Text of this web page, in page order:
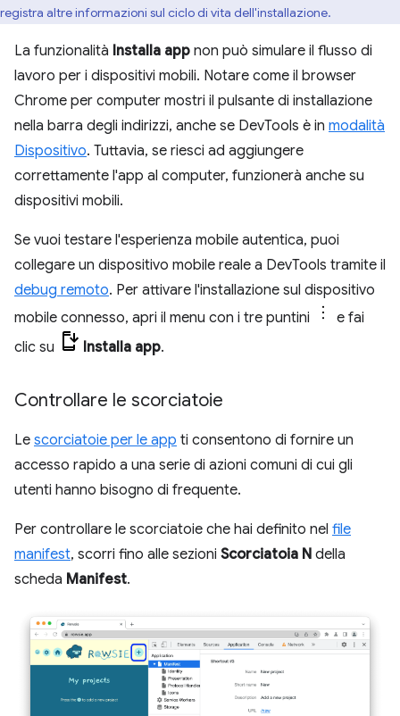
registra altre informazioni sul ciclo di vita dell'installazione.
La funzionalità Installa app non può simulare il flusso di
lavoro per i dispositivi mobili. Notare come il browser
Chrome per computer mostri il pulsante di installazione
nella barra degli indirizzi, anche se DevTools è in modalità
Dispositivo. Tuttavia, se riesci ad aggiungere
correttamente l'app al computer, funzionerà anche su
dispositivi mobili.
Se vuoi testare l'esperienza mobile autentica, puoi
collegare un dispositivo mobile reale a DevTools tramite il
debug remoto. Per attivare l'installazione sul dispositivo
mobile connesso, apri il menu con i tre puntini
e fai
clic su
Installa app.
Controllare le scorciatoie
Le scorciatoie per le app ti consentono di fornire un
accesso rapido a una serie di azioni comuni di cui gli
utenti hanno bisogno di frequente.
Per controllare le scorciatoie che hai definito nel file
manifest, scorri fino alle sezioni Scorciatoia N della
scheda Manifest.